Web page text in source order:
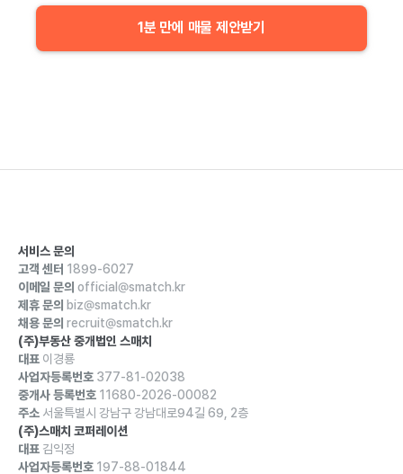
1분 만에 매물 제안받기
서비스 문의
고객 센터 1899-6027
이메일 문의 official@smatch.kr
제휴 문의 biz@smatch.kr
채용 문의 recruit@smatch.kr
(주)부동산 중개법인 스매치
대표 이경룡
사업자등록번호 377-81-02038
중개사 등록번호 11680-2026-00082
주소 서울특별시 강남구 강남대로94길 69, 2층
(주)스매치 코퍼레이션
대표 김익정
사업자등록번호 197-88-01844